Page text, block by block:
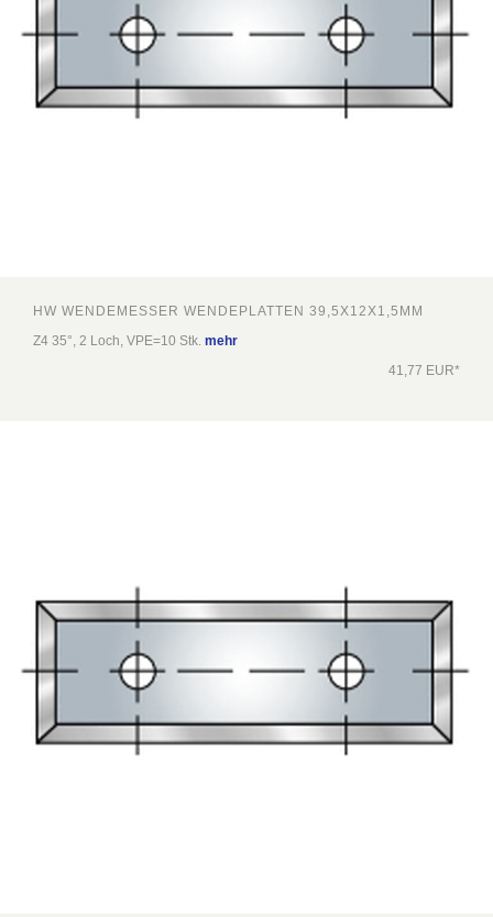
HW WENDEMESSER WENDEPLATTEN 39,5X12X1,5MM
Z4 35°, 2 Loch, VPE=10 Stk. mehr
41,77 EUR*